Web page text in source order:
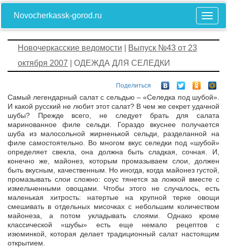
Novocherkassk-gorod.ru
Новочеркасские ведомости
Выпуск №43 от 23
октября 2007 | ОДЕЖДА ДЛЯ СЕЛЕДКИ
Поделиться
Самый легендарный салат с сельдью – «Селедка под шубой».
И какой русский не любит этот салат? В чем же секрет удачной
шубы? Прежде всего, не следует брать для салата
маринованное филе сельди. Гораздо вкуснее получается
шуба из малосольной жирненькой сельди, разделанной на
филе самостоятельно. Во многом вкус селедки под «шубой»
определяет свекла, она должна быть сладкая, сочная. И,
конечно же, майонез, которым промазываем слои, должен
быть вкусным, качественным. Но иногда, когда майонез густой,
промазывать слои сложно: соус тянется за ложкой вместе с
измельченными овощами. Чтобы этого не случалось, есть
маленькая хитрость: натертые на крупной терке овощи
смешивать в отдельных мисочках с небольшим количеством
майонеза, а потом укладывать слоями. Однако кроме
классической «шубы» есть еще немало рецептов с
изюминкой, которая делает традиционный салат настоящим
открытием.